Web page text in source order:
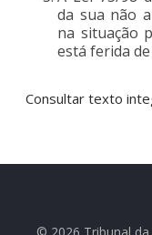
da sua não
na situação
está ferida
Consultar texto